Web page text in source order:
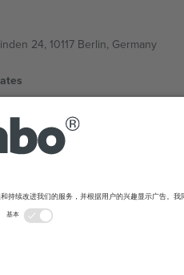
24, 10117 Berlin, Germany
360, Roma Norte, Cuauhtémoc,
法律实体可能会因地点、活动和/